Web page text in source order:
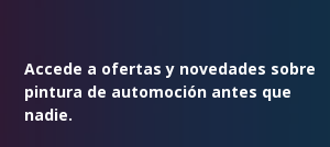
Accede a ofertas y novedades sobre
pintura de automoción antes que
nadie.